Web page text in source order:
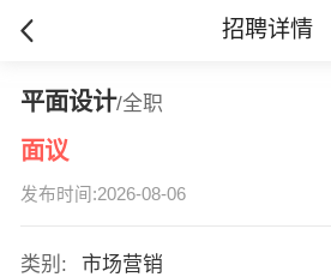
招聘详情
平面设计/全职
面议
发布时间:2026-08-06
类别:
市场营销